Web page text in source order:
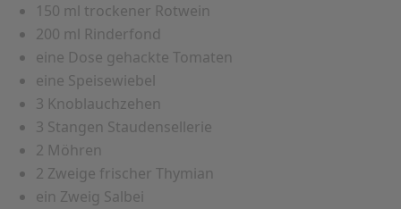
150 ml trockener Rotwein
200 ml Rinderfond
eine Dose gehackte Tomaten
eine Speisewiebel
3 Knoblauchzehen
3 Stangen Staudensellerie
2 Möhren
2 Zweige frischer Thymian
ein Zweig Salbei